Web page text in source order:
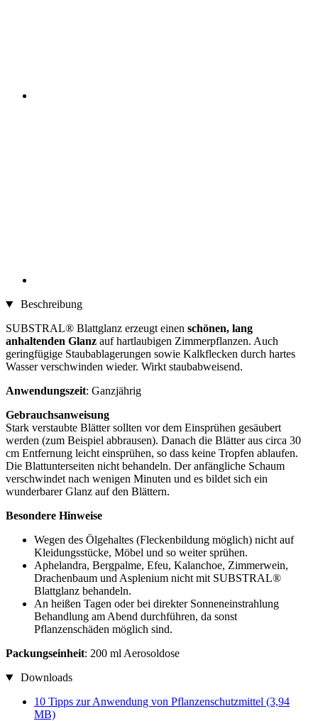
Beschreibung
SUBSTRAL® Blattglanz erzeugt einen schönen, lang
anhaltenden Glanz auf hartlaubigen Zimmerpflanzen. Auch
geringfügige Staubablagerungen sowie Kalkflecken durch hartes
Wasser verschwinden wieder. Wirkt staubabweisend.
Anwendungszeit: Ganzjährig
Gebrauchsanweisung
Stark verstaubte Blätter sollten vor dem Einsprühen gesäubert
werden (zum Beispiel abbrausen). Danach die Blätter aus circa 30
cm Entfernung leicht einsprühen, so dass keine Tropfen ablaufen.
Die Blattunterseiten nicht behandeln. Der anfängliche Schaum
verschwindet nach wenigen Minuten und es bildet sich ein
wunderbarer Glanz auf den Blättern.
Besondere Hinweise
Wegen des Ölgehaltes (Fleckenbildung möglich) nicht auf
Kleidungsstücke, Möbel und so weiter sprühen.
Aphelandra, Bergpalme, Efeu, Kalanchoe, Zimmerwein,
Drachenbaum und Asplenium nicht mit SUBSTRAL®
Blattglanz behandeln.
An heißen Tagen oder bei direkter Sonneneinstrahlung
Behandlung am Abend durchführen, da sonst
Pflanzenschäden möglich sind.
Packungseinheit: 200 ml Aerosoldose
Downloads
10 Tipps zur Anwendung von Pflanzenschutzmittel (3,94
MB)